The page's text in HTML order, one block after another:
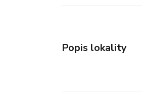
Popis lokality